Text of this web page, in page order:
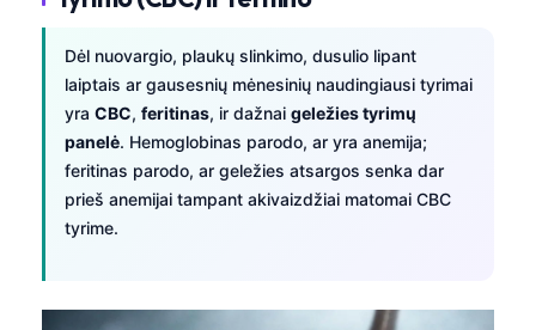
Dėl nuovargio, plaukų slinkimo, dusulio lipant
laiptais ar gausesnių mėnesinių naudingiausi tyrimai
yra CBC, feritinas, ir dažnai geležies tyrimų
panelė. Hemoglobinas parodo, ar yra anemija;
feritinas parodo, ar geležies atsargos senka dar
prieš anemijai tampant akivaizdžiai matomai CBC
tyrime.